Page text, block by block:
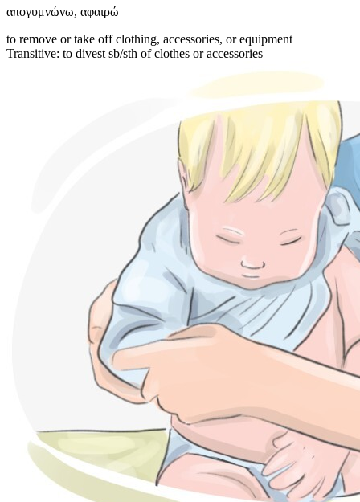
απογυμνώνω, αφαιρώ
to remove or take off clothing, accessories, or equipment
Transitive: to divest sb/sth of clothes or accessories